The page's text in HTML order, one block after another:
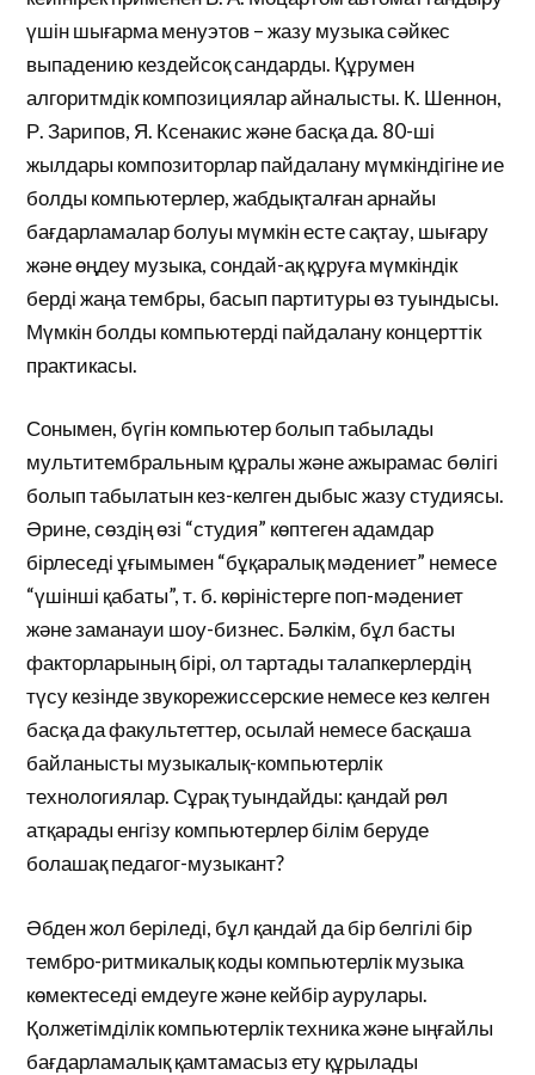
үшін шығарма менуэтов – жазу музыка сәйкес
выпадению кездейсоқ сандарды. Құрумен
алгоритмдік композициялар айналысты. К. Шеннон,
Р. Зарипов, Я. Ксенакис және басқа да. 80-ші
жылдары композиторлар пайдалану мүмкіндігіне ие
болды компьютерлер, жабдықталған арнайы
бағдарламалар болуы мүмкін есте сақтау, шығару
және өңдеу музыка, сондай-ақ құруға мүмкіндік
берді жаңа тембры, басып партитуры өз туындысы.
Мүмкін болды компьютерді пайдалану концерттік
практикасы.
Сонымен, бүгін компьютер болып табылады
мультитембральным құралы және ажырамас бөлігі
болып табылатын кез-келген дыбыс жазу студиясы.
Әрине, сөздің өзі “студия” көптеген адамдар
бірлеседі ұғымымен “бұқаралық мәдениет” немесе
“үшінші қабаты”, т. б. көріністерге поп-мәдениет
және заманауи шоу-бизнес. Бәлкім, бұл басты
факторларының бірі, ол тартады талапкерлердің
түсу кезінде звукорежиссерские немесе кез келген
басқа да факультеттер, осылай немесе басқаша
байланысты музыкалық-компьютерлік
технологиялар. Сұрақ туындайды: қандай рөл
атқарады енгізу компьютерлер білім беруде
болашақ педагог-музыкант?
Әбден жол беріледі, бұл қандай да бір белгілі бір
тембро-ритмикалық коды компьютерлік музыка
көмектеседі емдеуге және кейбір аурулары.
Қолжетімділік компьютерлік техника және ыңғайлы
бағдарламалық қамтамасыз ету құрылады